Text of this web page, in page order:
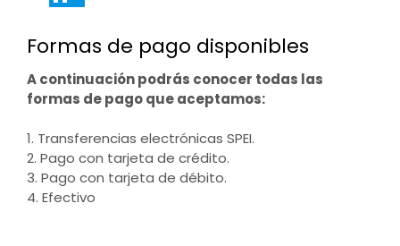
Formas de pago disponibles
A continuación podrás conocer todas las
formas de pago que aceptamos:
1. Transferencias electrónicas SPEI.
2. Pago con tarjeta de crédito.
3. Pago con tarjeta de débito.
4. Efectivo